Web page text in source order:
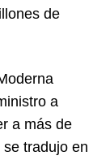
de
a
a más de
tradujo en